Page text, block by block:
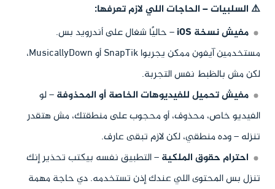
⚠️ السلبيات – الحاجات اللي لازم تعرفها:
مفيش نسخة iOS
– حاليًا شغال على أندرويد بس.
مستخدمين آيفون ممكن يجربوا SnapTik أو MusicallyDown،
لكن مش بالظبط نفس التجربة.
مفيش تحميل للفيديوهات الخاصة أو المحذوفة– لو
الفيديو خاص، محذوف، أو محجوب على منطقتك، مش هتقدر
تنزله – وده منطقي، لكن لازم تبقى عارف.
احترام حقوق الملكية– التطبيق نفسه بيكتب تحذير إنك
تنزل بس المحتوى اللي عندك إذن تستخدمه. دي حاجة مهمة